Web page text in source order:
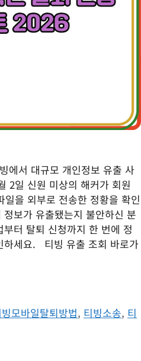
에서 대규모 개인정보 유출 사
2일 신원 미상의 해커가 회원
을 외부로 전송한 정황을 확인
보가 유출됐는지 불안하신 분
터 탈퇴 신청까지 한 번에 정
하세요. 티빙 유출 조회 바로가
모바일탈퇴방법, 티빙소송, 티